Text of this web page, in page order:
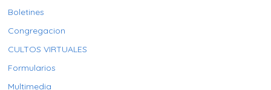
Boletines
Congregacion
CULTOS VIRTUALES
Formularios
Multimedia